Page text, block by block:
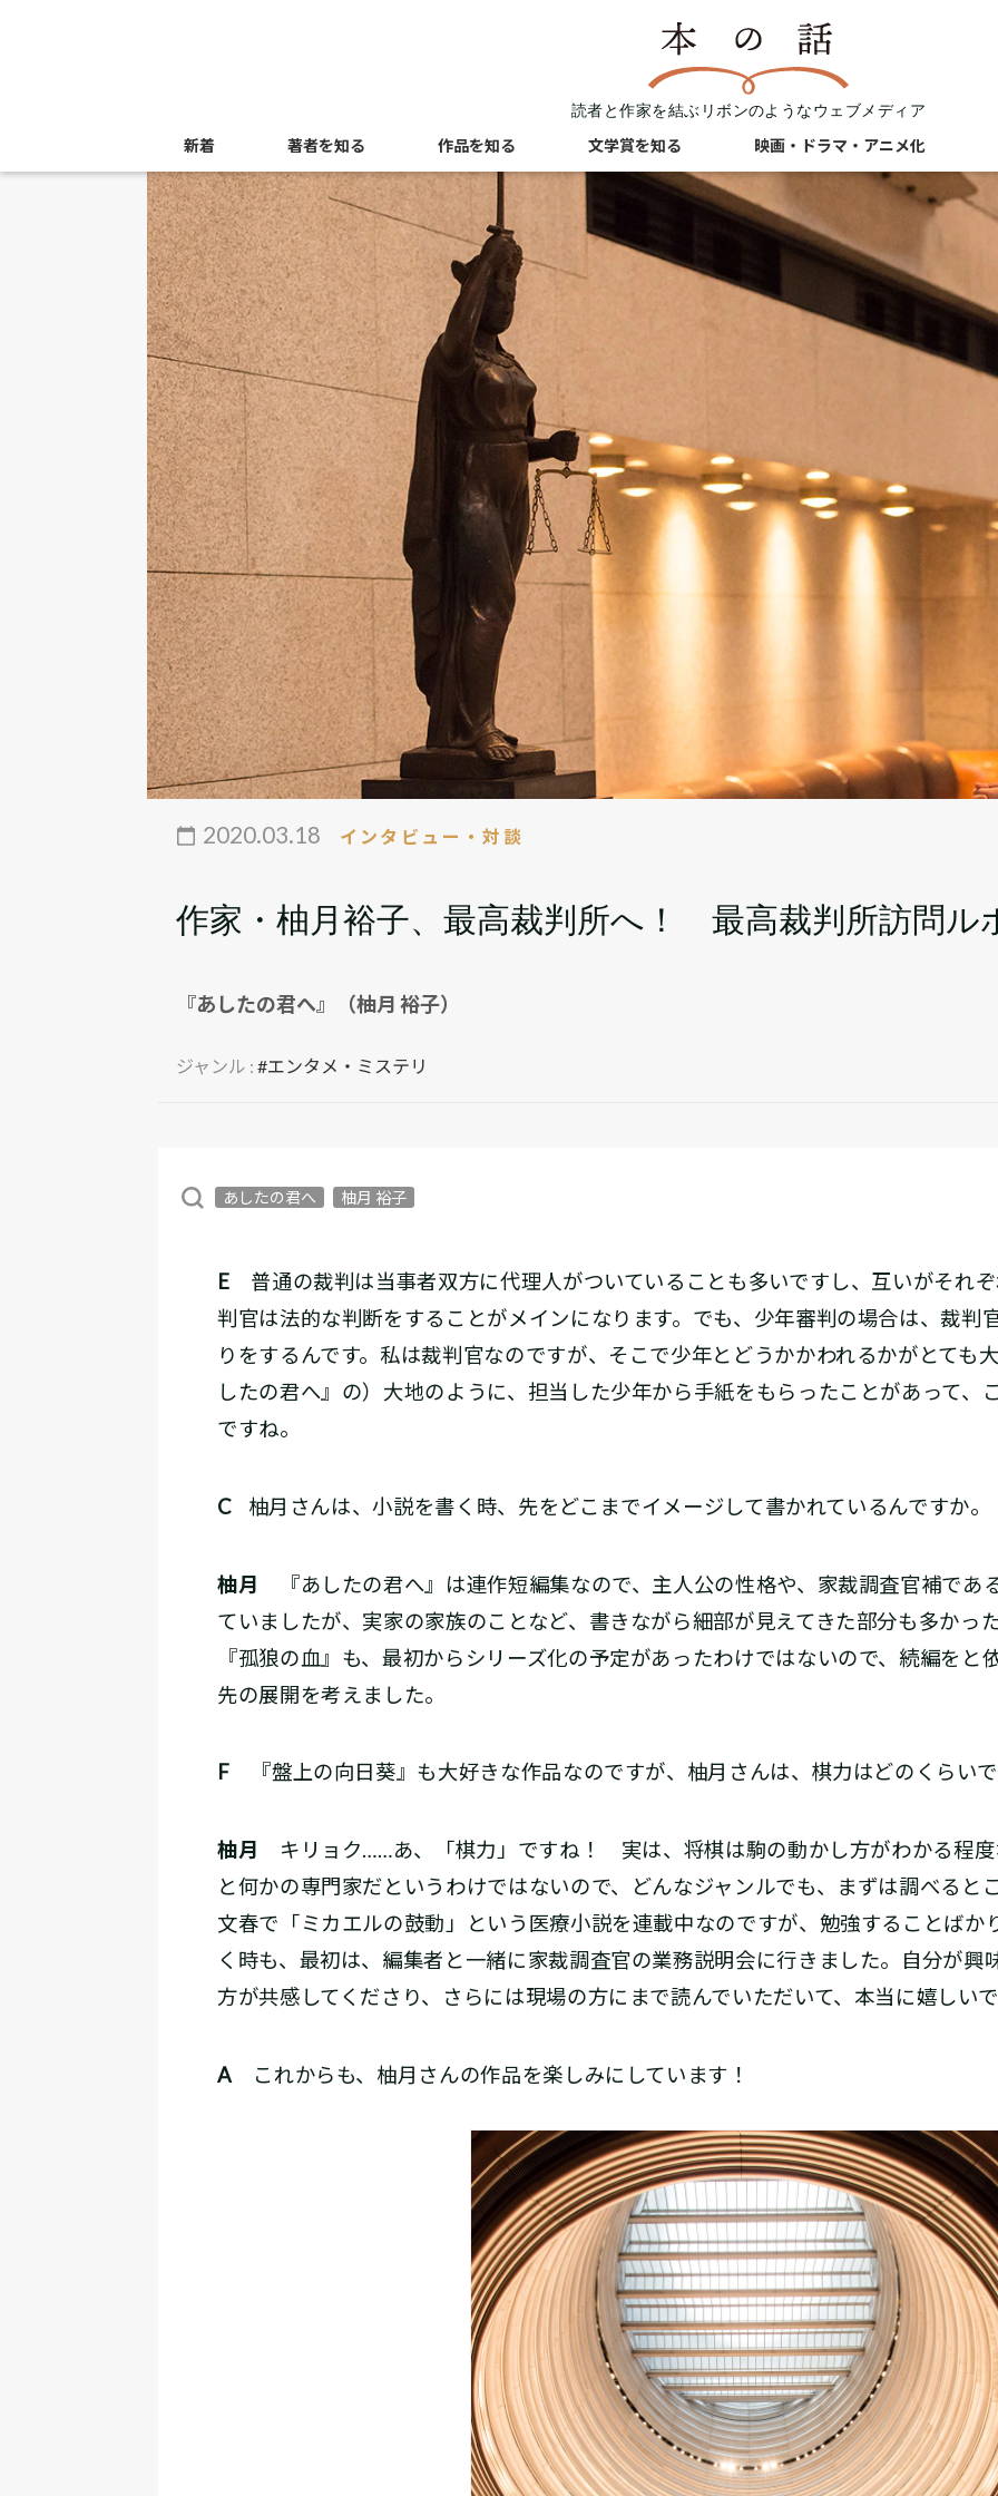
読者と作家を結ぶリボンのようなウェブメディア
新着 著者を知る 作品を知る 文学賞を知る 映画・ドラマ・アニメ化
2020.03.18 インタビュー・対談
作家・柚月裕子、最高裁判所へ！ 最高裁判所訪問ル
『あしたの君へ』（柚月 裕子）
ジャンル : #エンタメ・ミステリ
あしたの君へ 柚月 裕子
E 普通の裁判は当事者双方に代理人がついていることも多いですし、互いがそれ
判官は法的な判断をすることがメインになります。でも、少年審判の場合は、裁判
りをするんです。私は裁判官なのですが、そこで少年とどうかかわれるかがとても
したの君へ』の）大地のように、担当した少年から手紙をもらったことがあって、
ですね。
C 柚月さんは、小説を書く時、先をどこまでイメージして書かれているんですか。
柚月
『あしたの君へ』は連作短編集なので、主人公の性格や、家裁調査官補であ
ていましたが、実家の家族のことなど、書きながら細部が見えてきた部分も多かっ
『孤狼の血』も、最初からシリーズ化の予定があったわけではないので、続編をと
先の展開を考えました。
F 『盤上の向日葵』も大好きな作品なのですが、柚月さんは、棋力はどのくらい
柚月
キリョク……あ、「棋力」ですね！ 実は、将棋は駒の動かし方がわかる程度
と何かの専門家だというわけではないので、どんなジャンルでも、まずは調べると
文春で「ミカエルの鼓動」という医療小説を連載中なのですが、勉強することばか
く時も、最初は、編集者と一緒に家裁調査官の業務説明会に行きました。自分が興
方が共感してくださり、さらには現場の方にまで読んでいただいて、本当に嬉しい
A これからも、柚月さんの作品を楽しみにしています！